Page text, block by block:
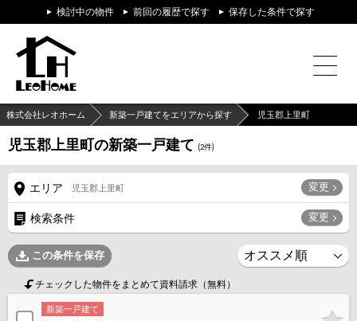
検討中の物件 前回の履歴で探す 保存した条件で探す
株式会社レオホーム 新築一戸建てをエリアから探す 児玉郡上里町
児玉郡上里町の新築一戸建て (2件)
エリア 児玉郡上里町 変更
検索条件 変更
この条件を保存
チェックした物件をまとめて資料請求（無料）
新築一戸建て